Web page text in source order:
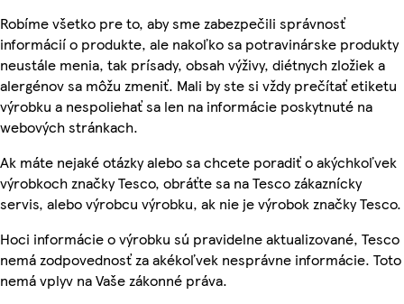
Robíme všetko pre to, aby sme zabezpečili správnosť
informácií o produkte, ale nakoľko sa potravinárske produkty
neustále menia, tak prísady, obsah výživy, diétnych zložiek a
alergénov sa môžu zmeniť. Mali by ste si vždy prečítať etiketu
výrobku a nespoliehať sa len na informácie poskytnuté na
webových stránkach.
Ak máte nejaké otázky alebo sa chcete poradiť o akýchkoľvek
výrobkoch značky Tesco, obráťte sa na Tesco zákaznícky
servis, alebo výrobcu výrobku, ak nie je výrobok značky Tesco.
Hoci informácie o výrobku sú pravidelne aktualizované, Tesco
nemá zodpovednosť za akékoľvek nesprávne informácie. Toto
nemá vplyv na Vaše zákonné práva.